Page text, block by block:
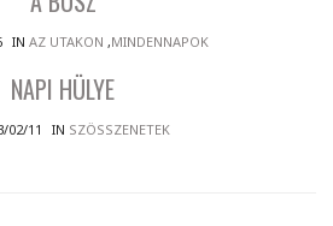
IN AZ UTAKON ,MINDENNAPOK
NAPI HÜLYE
02/11 IN SZÖSSZENETEK